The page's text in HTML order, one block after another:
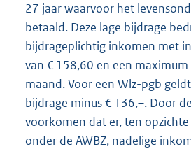
27 jaar waarvoor het
betaald. Deze lage bijdrage
bijdrageplichtig inkomen met
van € 158,60 en een
maand. Voor een Wlz-pgb
bijdrage minus € 136,–. Door
voorkomen dat er, ten
onder de AWBZ, nadelige